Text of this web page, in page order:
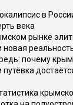
в
века
рынке
новая
почему